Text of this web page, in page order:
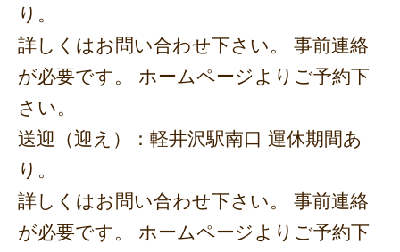
り。
詳しくはお問い合わせ下さい。 事前連絡
が必要です。 ホームページよりご予約下
さい。
送迎（迎え）：軽井沢駅南口 運休期間あ
り。
詳しくはお問い合わせ下さい。 事前連絡
が必要です。 ホームページよりご予約下